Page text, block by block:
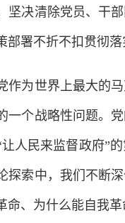
坚决清除党员、干
部署不折不扣贯彻
世界上最大的马
一个战略性问题。
人民来监督政府”
探索中，我们不断
命、为什么能自我